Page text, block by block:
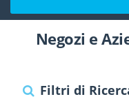
Negozi e
Filtri di